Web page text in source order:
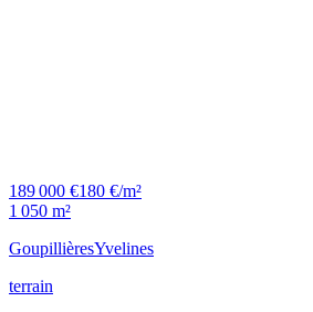
189 000 €180 €/m²
1 050 m²
GoupillièresYvelines
terrain